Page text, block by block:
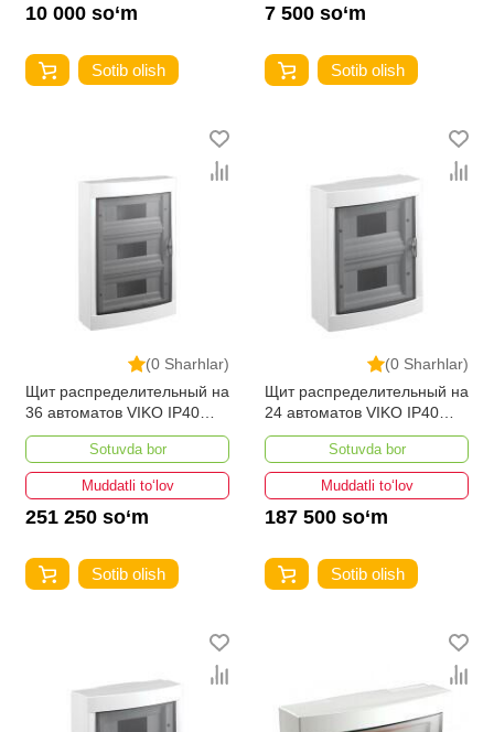
10 000 so‘m
Sotib olish
7 500 so‘m
Sotib olish
(0 Sharhlar)
Щит распределительный на
36 автоматов VIKO IP40
наружный
Sotuvda bor
Muddatli to‘lov
251 250 so‘m
Sotib olish
(0 Sharhlar)
Щит распределительный на
24 автоматов VIKO IP40
наружный
Sotuvda bor
Muddatli to‘lov
187 500 so‘m
Sotib olish